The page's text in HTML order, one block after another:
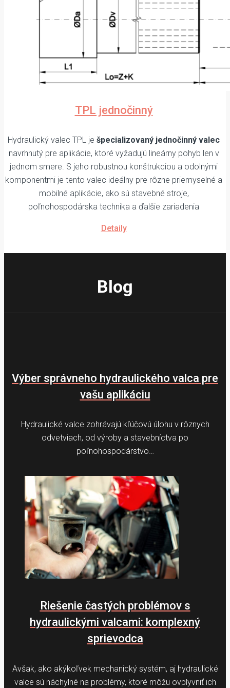
TPL jednočinný
Hydraulický valec TPL je špecializovaný jednočinný valec
navrhnutý pre aplikácie, ktoré vyžadujú lineárny pohyb len v
jednom smere. S jeho robustnou konštrukciou a odolnými
komponentmi je tento valec ideálny pre rôzne priemyselné a
mobilné aplikácie, ako sú stavebné stroje,
poľnohospodárska technika a ďalšie zariadenia
Detaily
Blog
Výber správneho hydraulického valca pre
vašu aplikáciu
Hydraulické valce zohrávajú kľúčovú úlohu v rôznych
odvetviach, od výroby a stavebníctva po
poľnohospodárstvo…
Riešenie častých problémov s
hydraulickými valcami: komplexný
sprievodca
Avšak, ako akýkoľvek mechanický systém, aj hydraulické
valce sú náchylné na problémy, ktoré môžu ovplyvniť ich